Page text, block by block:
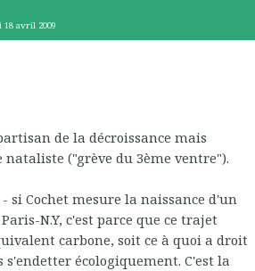
18 avril 2009
de la décroissance mais
nataliste ("grève du 3ème ventre").
si Cochet mesure la naissance d'un
N.Y, c'est parce que ce trajet
carbone, soit ce à quoi a droit
écologiquement. C'est la